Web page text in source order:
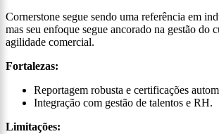
Cornerstone segue sendo uma referência em
mas seu enfoque segue ancorado na gestão do
agilidade comercial.
Fortalezas:
Reportagem robusta e certificações
Integração com gestão de talentos e RH.
Limitações: